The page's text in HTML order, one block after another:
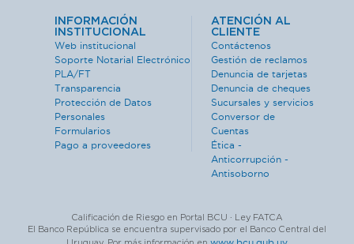
INFORMACIÓN
INSTITUCIONAL
Web institucional
Soporte Notarial Electrónico
PLA/FT
Transparencia
Protección de Datos
Personales
Formularios
Pago a proveedores
ATENCIÓN AL
CLIENTE
Contáctenos
Gestión de reclamos
Denuncia de tarjetas
Denuncia de cheques
Sucursales y servicios
Conversor de
Cuentas
Ética -
Anticorrupción -
Antisoborno
Calificación de Riesgo en Portal BCU · Ley FATCA
El Banco República se encuentra supervisado por el Banco Central del